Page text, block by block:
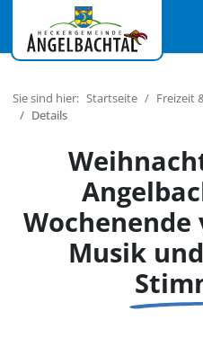
Sie sind hier: Startseite Freizeit
Details
Musik